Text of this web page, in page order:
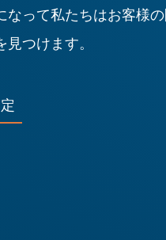
なって私たちはお客様
つけます。